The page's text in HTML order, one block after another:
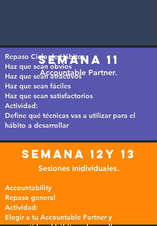
semana 11
Accountable Partner.
semana 12y 13
Sesiones inidividuales.
Repaso Ciclo de Hábitos
Haz que sean obvios
Haz que sean atractivos
Haz que sean fáciles
Haz que sean satisfactorios
Actividad:
Define qué técnicas vas a utilizar para el
hábito a desarrollar
Accountability
Repaso general
Actividad:
Elegir a tu Accountable Partner y